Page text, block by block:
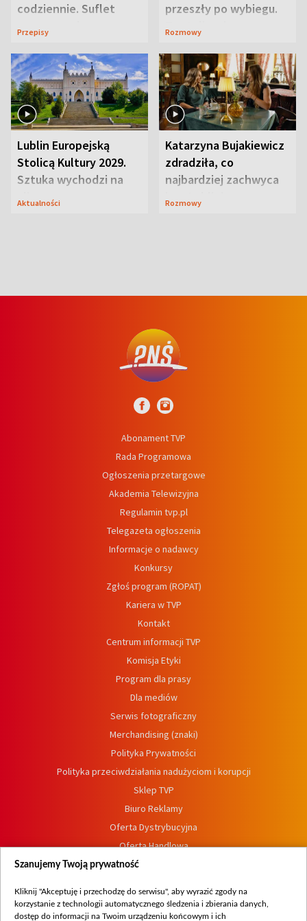
codziennie. Suflet
serowy zachwyca
Przepisy
przeszły po wybiegu.
Te stylizacje
Rozmowy
Lublin Europejską
Stolicą Kultury 2029.
Sztuka wychodzi na
ulice
Aktualności
Katarzyna Bujakiewicz
zdradziła, co
najbardziej zachwyca
ją w Lublinie
Rozmowy
Abonament TVP
Rada Programowa
Ogłoszenia przetargowe
Akademia Telewizyjna
Regulamin tvp.pl
Telegazeta ogłoszenia
Informacje o nadawcy
Konkursy
Zgłoś program (ROPAT)
Kariera w TVP
Kontakt
Centrum informacji TVP
Komisja Etyki
Program dla prasy
Dla mediów
Serwis fotograficzny
Merchandising (znaki)
Polityka Prywatności
Polityka przeciwdziałania nadużyciom i korupcji
Sklep TVP
Biuro Reklamy
Oferta Dystrybucyjna
Oferta Handlowa
Dostępność
Procedura zgłoszeń wewnętrznych
Szanujemy Twoją prywatność
Kliknij "Akceptuję i przechodzę do serwisu", aby wyrazić zgody na
korzystanie z technologii automatycznego śledzenia i zbierania danych,
dostęp do informacji na Twoim urządzeniu końcowym i ich